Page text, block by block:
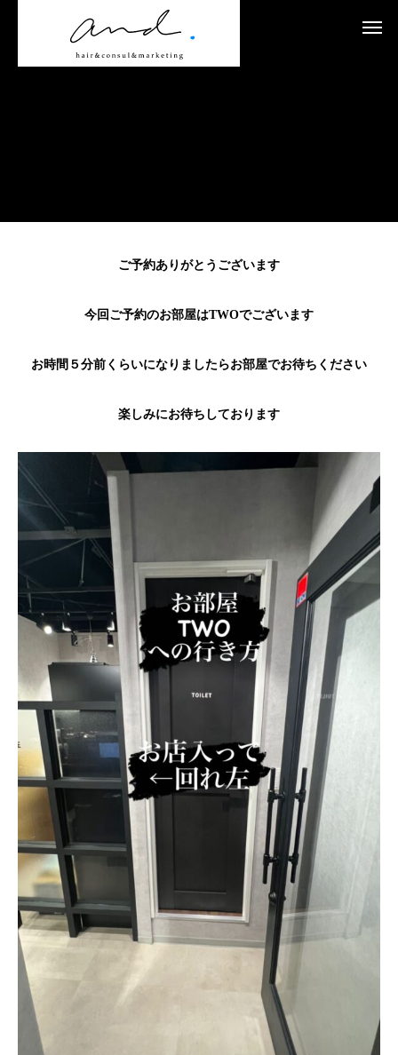
ご予約ありがとうございます
今回ご予約のお部屋はTWOでございます
お時間５分前くらいになりましたらお部屋でお待ちください
楽しみにお待ちしております